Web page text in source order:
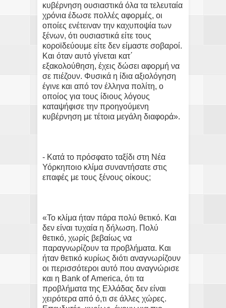
κυβέρνηση ουσιαστικά όλα τα τελευταία
χρόνια έδωσε πολλές αφορμές, οι
οποίες ενέτειναν την καχυποψία των
ξένων, ότι ουσιαστικά είτε τους
κοροϊδεύουμε είτε δεν είμαστε σοβαροί.
Και όταν αυτό γίνεται κατ΄
εξακολούθηση, έχεις δώσει αφορμή να
σε πιέζουν. Φυσικά η ίδια αξιολόγηση
έγινε και από τον έλληνα πολίτη, ο
οποίος για τους ίδιους λόγους
καταψήφισε την προηγούμενη
κυβέρνηση με τέτοια μεγάλη διαφορά».
- Κατά το πρόσφατο ταξίδι στη Νέα
Υόρκηποιο κλίμα συναντήσατε στις
επαφές με τους ξένους οίκους;
«Το κλίμα ήταν πάρα πολύ θετικό. Και
δεν είναι τυχαία η δήλωση. Πολύ
θετικό, χωρίς βεβαίως να
παραγνωρίζουν τα προβλήματα. Και
ήταν θετικό κυρίως διότι αναγνωρίζουν
οι περισσότεροι αυτό που αναγνώρισε
και η Βank of Αmerica, ότι τα
προβλήματα της Ελλάδας δεν είναι
χειρότερα από ό,τι σε άλλες χώρες.